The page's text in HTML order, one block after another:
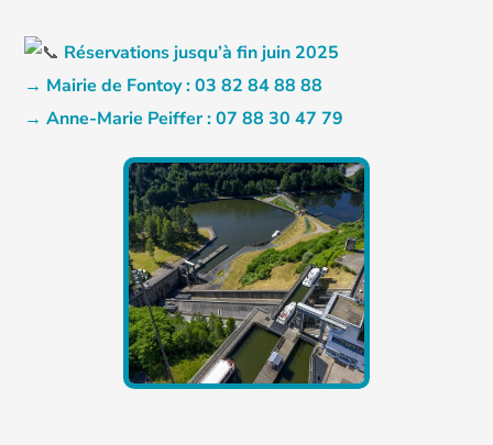
Réservations jusqu’à fin juin 2025
→ Mairie de Fontoy : 03 82 84 88 88
→ Anne-Marie Peiffer : 07 88 30 47 79